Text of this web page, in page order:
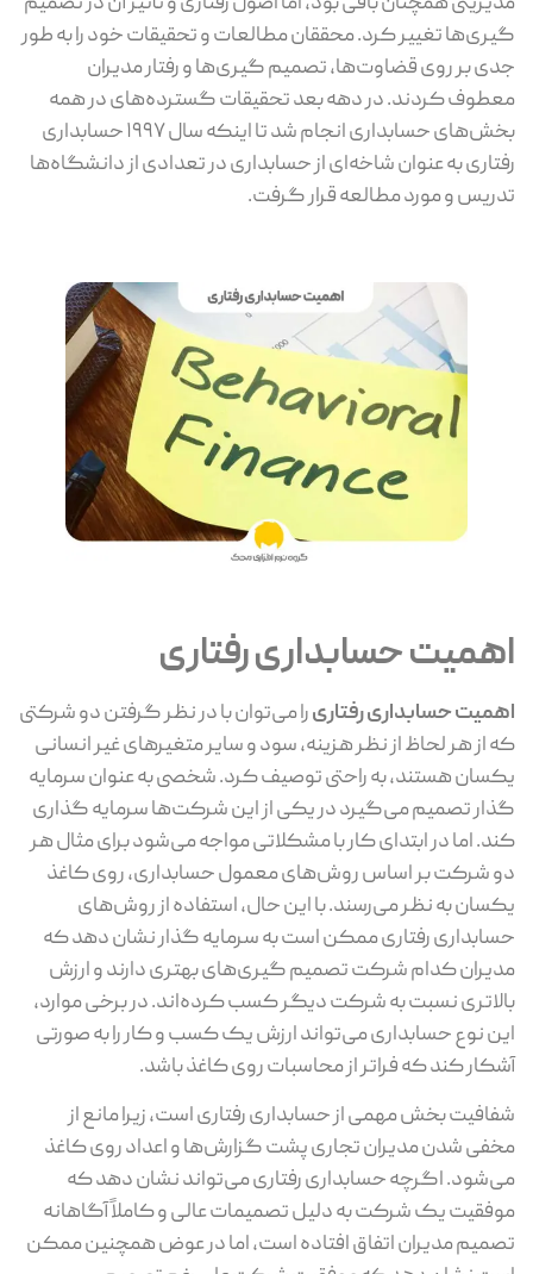
گیری‌ها تغییر کرد. محققان مطالعات و تحقیقات خود را به طور
جدی بر روی قضاوت‌ها، تصمیم گیری‌ها و رفتار مدیران
معطوف کردند. در دهه بعد تحقیقات گسترده‌های در همه
بخش‌های حسابداری انجام شد تا اینکه سال ۱۹۹۷ حسابداری
رفتاری به عنوان شاخه‌‌ای از حسابداری در تعدادی از دانشگاه‌ها
تدریس و مورد مطالعه قرار گرفت.
اهمیت حسابداری رفتاری
اهمیت حسابداری رفتاریرا می‌توان با در نظر گرفتن دو شرکتی
که از هر لحاظ از نظر هزینه، سود و سایر متغیرهای غیر انسانی
یکسان هستند، به راحتی توصیف کرد. شخصی به عنوان سرمایه
گذار تصمیم می‌گیرد در یکی از این شرکت‌ها سرمایه گذاری
کند. اما در ابتدای کار با مشکلاتی مواجه می‌شود برای مثال هر
دو شرکت بر اساس روش‌های معمول حسابداری، روی کاغذ
یکسان به نظر می‌رسند. با این حال، استفاده از روش‌های
حسابداری رفتاری ممکن است به سرمایه گذار نشان دهد که
مدیران کدام شرکت تصمیم گیری‌های بهتری دارند و ارزش
بالاتری نسبت به شرکت دیگر کسب کرده‌اند. در برخی موارد،
این نوع حسابداری می‌تواند ارزش یک کسب و کار را به صورتی
آشکار کند که فراتر از محاسبات روی کاغذ باشد.
شفافیت بخش مهمی از حسابداری رفتاری است، زیرا مانع از
مخفی شدن مدیران تجاری پشت گزارش‌ها و اعداد روی کاغذ
می‌شود. اگرچه حسابداری رفتاری می‌تواند نشان دهد که
موفقیت یک شرکت به دلیل تصمیمات عالی و کاملاً آگاهانه
تصمیم مدیران اتفاق افتاده است، اما در عوض همچنین ممکن